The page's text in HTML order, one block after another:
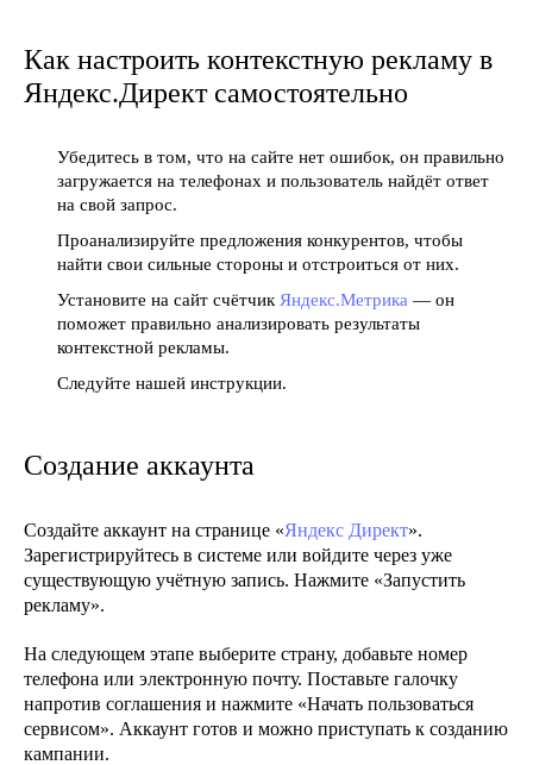
Как настроить контекстную рекламу в
Яндекс.Директ самостоятельно
Убедитесь в том, что на сайте нет ошибок, он правильно
загружается на телефонах и пользователь найдёт ответ
на свой запрос.
Проанализируйте предложения конкурентов, чтобы
найти свои сильные стороны и отстроиться от них.
Установите на сайт счётчик Яндекс.Метрика — он
поможет правильно анализировать результаты
контекстной рекламы.
Следуйте нашей инструкции.
Создание аккаунта
Создайте аккаунт на странице «Яндекс Директ».
Зарегистрируйтесь в системе или войдите через уже
существующую учётную запись. Нажмите «Запустить
рекламу».
На следующем этапе выберите страну, добавьте номер
телефона или электронную почту. Поставьте галочку
напротив соглашения и нажмите «Начать пользоваться
сервисом». Аккаунт готов и можно приступать к созданию
кампании.